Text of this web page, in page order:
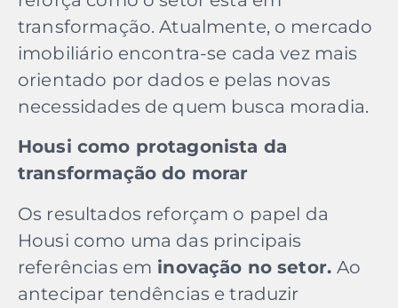
transformação. Atualmente, o mercado
imobiliário encontra-se cada vez mais
orientado por dados e pelas novas
necessidades de quem busca moradia.
Housi como protagonista da
transformação do morar
Os resultados reforçam o papel da
Housi como uma das principais
referências em inovação no setor.Ao
antecipar tendências e traduzir